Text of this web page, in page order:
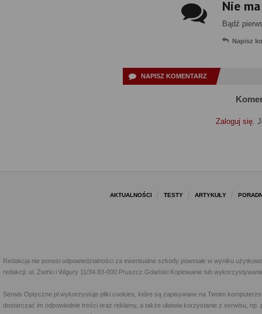
Nie
Bądź
Napisz
NAPISZ KOMENTARZ
Zaloguj się.
AKTUALNOŚCI TESTY ARTYKUŁY
Redakcja nie ponosi odpowiedzialności za ewentualne szkody powstałe w wyniku
redakcji: ul. Żwirki i Wigury 11/34 83-000 Pruszcz Gdański Kopiowanie lub
Serwis Optyczne.pl wykorzystuje pliki cookies, które są zapisywane na Twoim
dostarczać im odpowiednie treści oraz reklamy, a także ułatwia korzystanie z serwisu,